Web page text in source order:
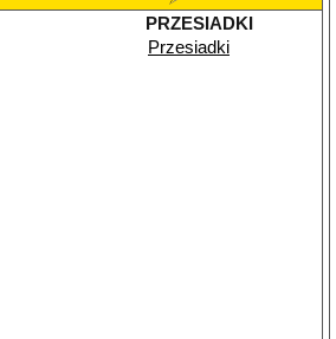
PRZESIADKI
Przesiadki